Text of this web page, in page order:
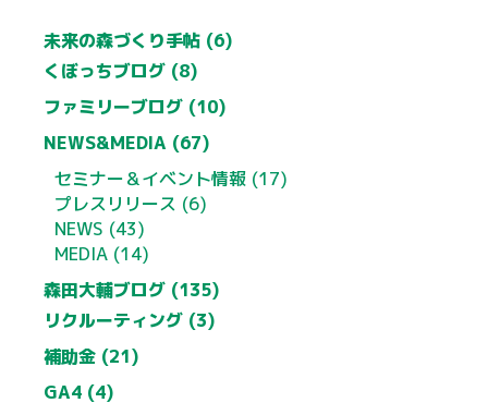
未来の森づくり手帖 (6)
くぼっちブログ (8)
ファミリーブログ (10)
NEWS&MEDIA (67)
セミナー＆イベント情報 (17)
プレスリリース (6)
NEWS (43)
MEDIA (14)
森田大輔ブログ (135)
リクルーティング (3)
補助金 (21)
GA4 (4)